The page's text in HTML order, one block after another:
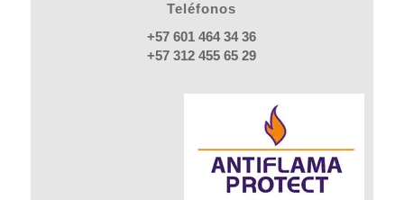
Teléfonos
+57 601 464 34 36
+57 312 455 65 29